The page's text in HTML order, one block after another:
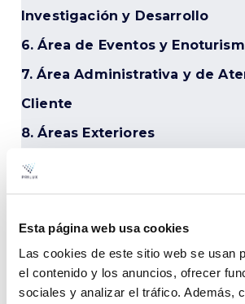
Esta página web usa cookies
Las cookies de este sitio web se usan
el contenido y los anuncios, ofrecer
sociales y analizar el tráfico. Además,
Investigación y Desarrollo
6. Área de Eventos y
7. Área Administrativa y de
Cliente
8. Áreas Exteriores
Soluciones 360º
personalizadas